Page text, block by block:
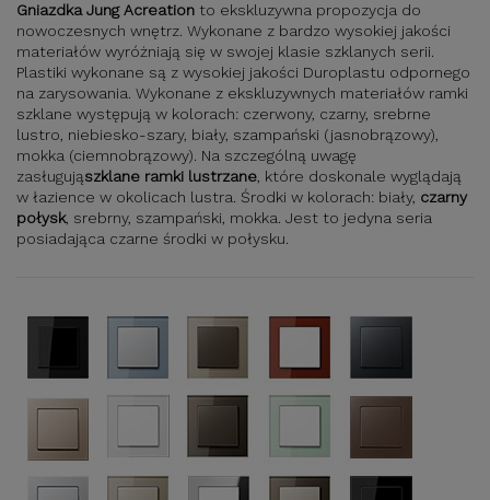
Gniazdka Jung Acreation to ekskluzywna propozycja do
nowoczesnych wnętrz. Wykonane z bardzo wysokiej jakości
materiałów wyróżniają się w swojej klasie szklanych serii.
Plastiki wykonane są z wysokiej jakości Duroplastu odpornego
na zarysowania. Wykonane z ekskluzywnych materiałów ramki
szklane występują w kolorach: czerwony, czarny, srebrne
lustro, niebiesko-szary, biały, szampański (jasnobrązowy),
mokka (ciemnobrązowy). Na szczególną uwagę
zasługująszklane ramki lustrzane, które doskonale wyglądają
w łazience w okolicach lustra. Środki w kolorach: biały, czarny
połysk, srebrny, szampański, mokka. Jest to jedyna seria
posiadająca czarne środki w połysku.